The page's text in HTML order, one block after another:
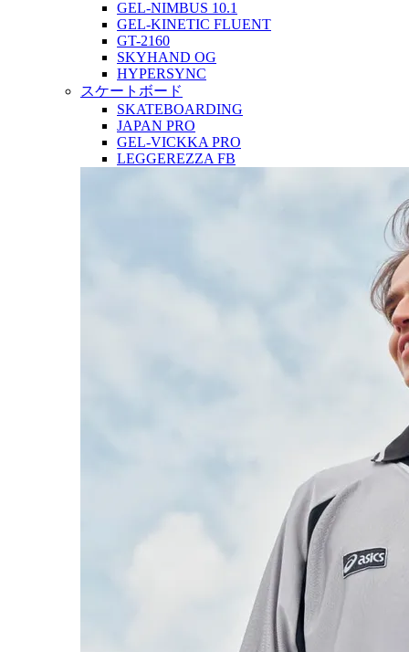
GEL-NIMBUS 10.1
GEL-KINETIC FLUENT
GT-2160
SKYHAND OG
HYPERSYNC
スケートボード
SKATEBOARDING
JAPAN PRO
GEL-VICKKA PRO
LEGGEREZZA FB